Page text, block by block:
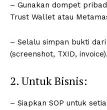
– Gunakan dompet
Trust Wallet atau
– Selalu simpan bukti
(screenshot, TXID, invoice).
2. Untuk Bisnis:
– Siapkan SOP untuk